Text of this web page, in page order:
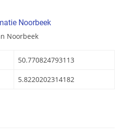
Noorbeek
Noorbeek
50.770824793113
5.8220202314182